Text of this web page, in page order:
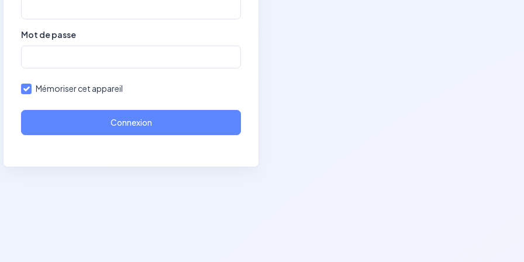
Mot de passe
Mémoriser cet appareil
Connexion